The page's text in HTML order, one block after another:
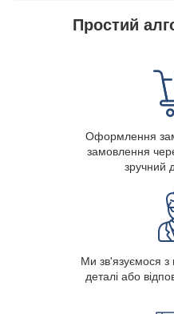
Простий
Оформлення
замовлення
зручний
Ми зв'язуємося
деталі або